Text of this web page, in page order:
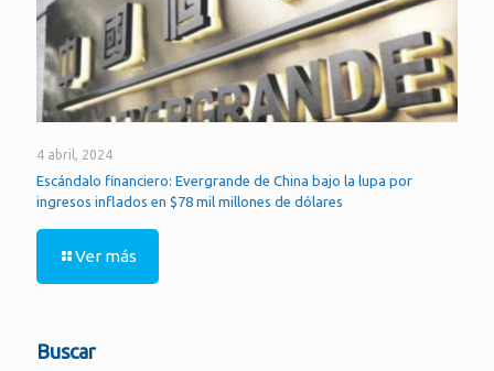
4 abril, 2024
Escándalo financiero: Evergrande de China bajo la lupa por
ingresos inflados en $78 mil millones de dólares
Ver más
Buscar